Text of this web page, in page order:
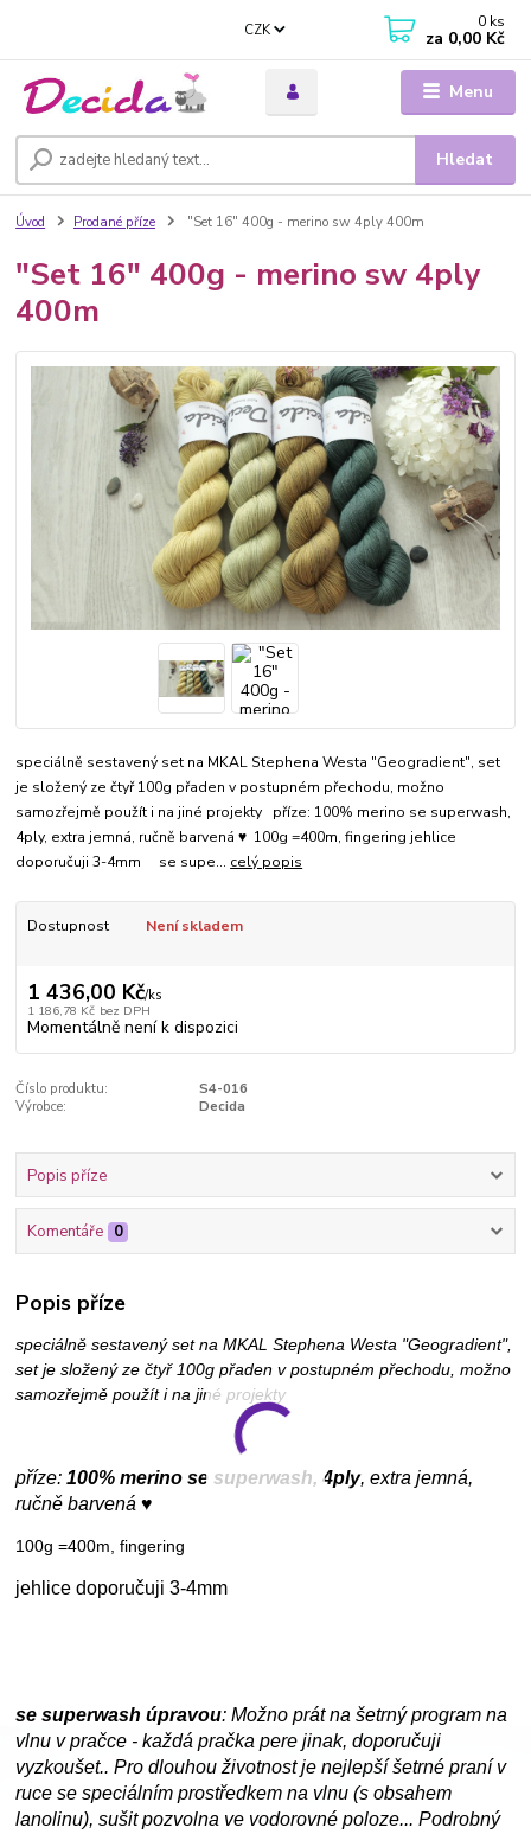
Menu
CZK
Hledat
0 ks
za 0,00 Kč
Úvod Prodané příze "Set 16" 400g - merino sw 4ply 400m
"Set 16" 400g - merino sw 4ply
400m
speciálně sestavený set na MKAL Stephena Westa "Geogradient", set
je složený ze čtyř 100g přaden v postupném přechodu, možno
samozřejmě použít i na jiné projekty příze: 100% merino se superwash,
4ply, extra jemná, ručně barvená ♥ 100g =400m, fingering jehlice
doporučuji 3-4mm se supe... celý popis
Dostupnost Není skladem
1 436,00 Kč/ks
1 186,78 Kč bez DPH
Momentálně není k dispozici
Číslo produktu:
S4-016
Výrobce:
Decida
Popis příze
Komentáře 0
Popis příze
speciálně sestavený set na MKAL Stephena Westa "Geogradient",
set je složený ze čtyř 100g přaden v postupném přechodu, možno
samozřejmě použít i na jiné projekty
příze: 100% merino se superwash, 4ply, extra jemná,
ručně barvená ♥
100g =400m, fingering
jehlice doporučuji 3-4mm
se superwash úpravou: Možno prát na šetrný program na
vlnu v pračce - každá pračka pere jinak, doporučuji
vyzkoušet.. Pro dlouhou životnost je nejlepší šetrné praní v
ruce se speciálním prostředkem na vlnu (s obsahem
lanolinu), sušit pozvolna ve vodorovné poloze... Podrobný